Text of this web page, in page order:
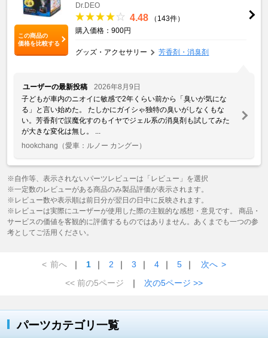
この商品の
価格を比較する
Dr.DEO
4.48
（143件）
購入価格：900円
グッズ・アクセサリー 芳香剤・消臭剤
ユーザーの最新投稿
2026年8月9日
子どもが車内のニオイに敏感で2年くらい前から「臭いが気にな
る」と言い始めた。 たしかにガイシゃ独特の臭いがしなくもな
い。芳香剤で誤魔化すのもイヤでジェル系の消臭剤も試してみた
が大きな変化は無し。 ...
hookchang （愛車：ルノー カングー）
※自作等、表示されないパーツレビューは「レビュー」を選択
※一定数のレビューがある商品のみ製品評価が表示されます。
※レビュー数や表示順は前日分が翌日の日中に反映されます。
※レビューは実際にユーザーが使用した際の主観的な感想・意見です。 商品・
サービスの価値を客観的に評価するものではありません。あくまでも一つの参
考としてご活用ください。
< 前へ ｜ 1 ｜ 2 ｜ 3 ｜ 4 ｜ 5 ｜ 次へ >
<< 前の5ページ
｜ 次の5ページ >>
パーツカテゴリ一覧